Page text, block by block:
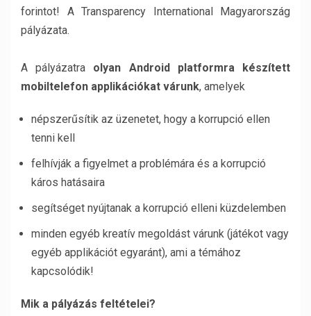
forintot! A Transparency International Magyarország
pályázata.
A pályázatra olyan Android platformra készített
mobiltelefon applikációkat várunk, amelyek
népszerűsítik az üzenetet, hogy a korrupció ellen
tenni kell
felhívják a figyelmet a problémára és a korrupció
káros hatásaira
segítséget nyújtanak a korrupció elleni küzdelemben
minden egyéb kreatív megoldást várunk (játékot vagy
egyéb applikációt egyaránt), ami a témához
kapcsolódik!
Mik a pályázás feltételei?